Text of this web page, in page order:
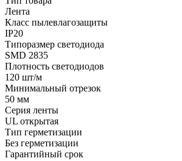
Лента
Класс пылевлагозащиты
IP20
Типоразмер светодиода
SMD 2835
Плотность светодиодов
120 шт/м
Минимальный отрезок
50 мм
Серия ленты
UL открытая
Тип герметизации
Без герметизации
Гарантийный срок